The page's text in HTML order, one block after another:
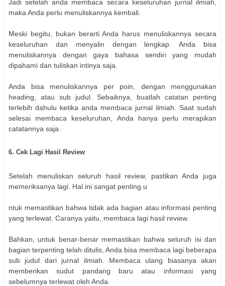
Jadi setelah anda membaca secara keseluruhan jurnal ilmiah,
maka Anda perlu menuliskannya kembali.
Meski begitu, bukan berarti Anda harus menuliskannya secara
keseluruhan dan menyalin dengan lengkap. Anda bisa
menuliskannya dengan gaya bahasa sendiri yang mudah
dipahami dan tuliskan intinya saja.
Anda bisa menuliskannya per poin, dengan menggunakan
heading, atau sub judul. Sebaiknya, buatlah catatan penting
terlebih dahulu ketika anda membaca jurnal ilmiah. Saat sudah
selesai membaca keseluruhan, Anda hanya perlu merapikan
catatannya saja.
6. Cek Lagi Hasil Review
Setelah menuliskan seluruh hasil review, pastikan Anda juga
memeriksanya lagi. Hal ini sangat penting u
ntuk memastikan bahwa tidak ada bagian atau informasi penting
yang terlewat. Caranya yaitu, membaca lagi hasil review.
Bahkan, untuk benar-benar memastikan bahwa seluruh isi dan
bagian terpenting telah ditulis, Anda bisa membaca lagi beberapa
sub judul dari jurnal ilmiah. Membaca ulang biasanya akan
memberikan sudut pandang baru atau informasi yang
sebelumnya terlewat oleh Anda.